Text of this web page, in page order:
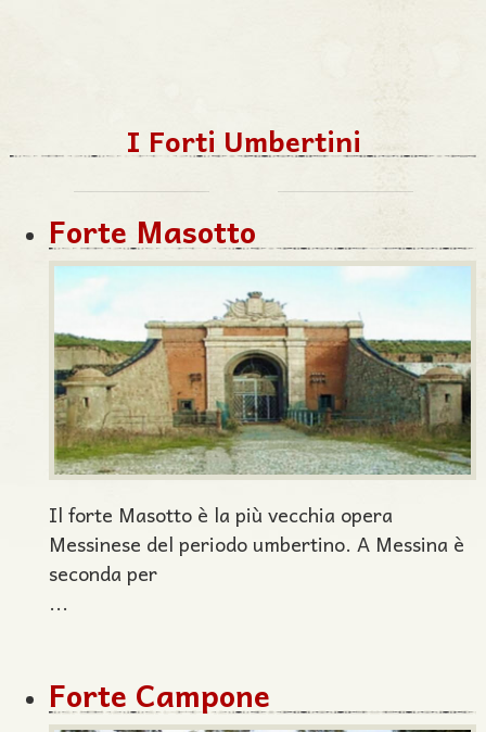
I Forti Umbertini
Forte Masotto
Il forte Masotto è la più vecchia opera
Messinese del periodo umbertino. A Messina è
seconda per
...
Forte Campone